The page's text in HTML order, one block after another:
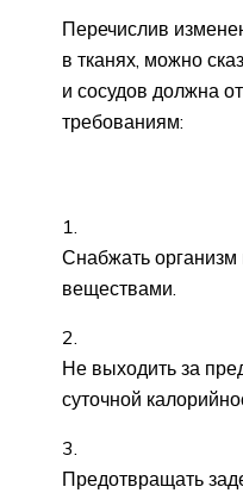
Перечислив
в тканях, можно
и сосудов должна
требованиям:
Снабжать
веществами.
Не выходить за
суточной
Предотвращать